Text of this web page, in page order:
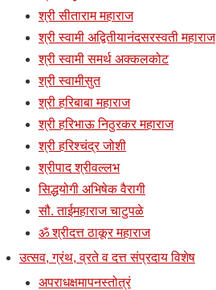
श्री सीताराम महाराज
श्री स्वामी अद्वितीयानंदसरस्वती महाराज
श्री स्वामी समर्थ अक्कलकोट
श्री स्वामीसुत
श्री हरिबाबा महाराज
श्री हरिभाऊ निठुरकर महाराज
श्री हरिश्चंद्र जोशी
श्रीपाद श्रीवल्लभ
सिद्धयोगी अभिषेक वैरागी
सौ. ताईमहाराज चाटुपळे
ॐ श्रीदत्त ठाकूर महाराज
उत्सव, ग्रंथ, व्रते व दत्त संप्रदाय विशेष
अपराधक्षमापनस्तोत्रं